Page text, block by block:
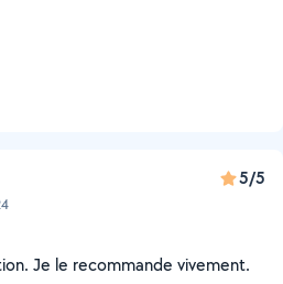
5/5
Je le recommande vivement.